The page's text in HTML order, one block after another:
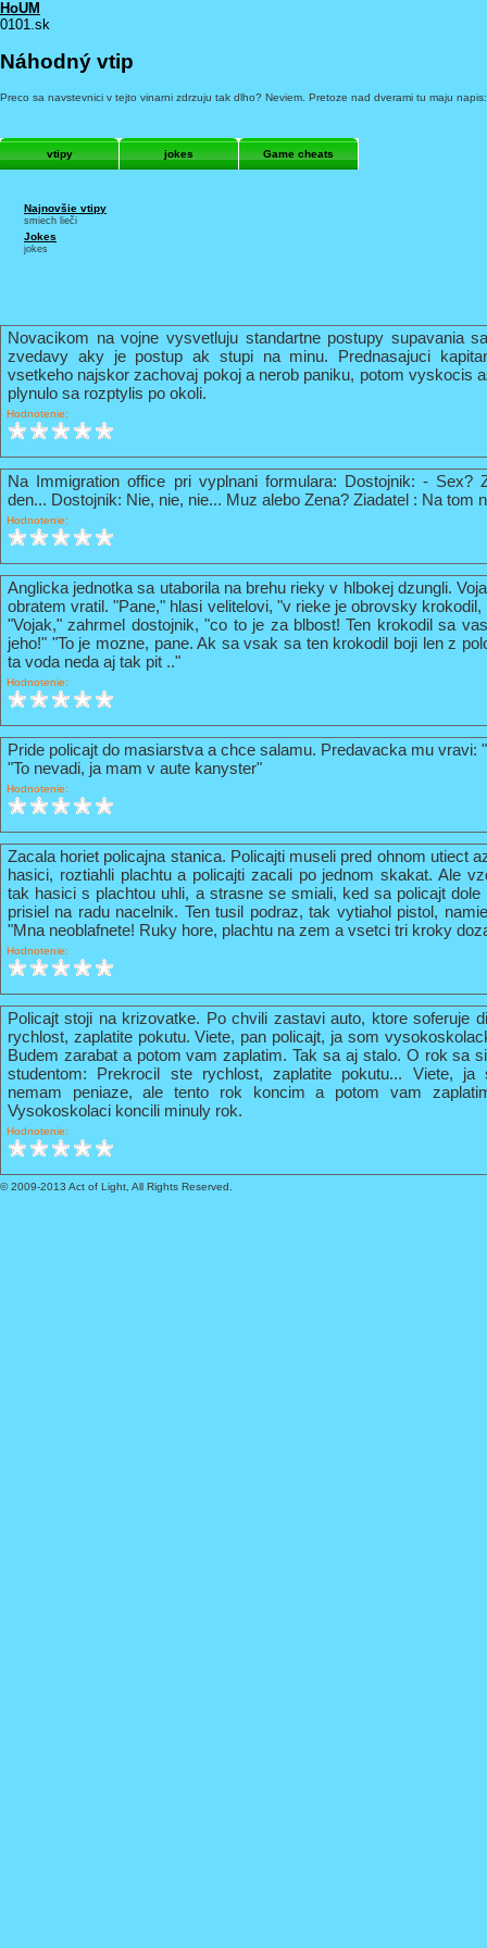
HoUM
0101.sk
Náhodný vtip
Preco sa navstevnici v tejto vinarni zdrzuju tak dlho? Neviem. Pretoze nad dverami tu maju
vtipy jokes Game cheats
Najnovšie vtipy
smiech lieči
Jokes
jokes
Novacikom na vojne vysvetluju standartne postupy supavania
zvedavy aky je postup ak stupi na minu. Prednasajuci
vsetkeho najskor zachovaj pokoj a nerob paniku, potom vyskocis
plynulo sa rozptylis po okoli.
Hodnotenie:
Na Immigration office pri vyplnani formulara: Dostojnik: - Sex?
den... Dostojnik: Nie, nie, nie... Muz alebo Zena? Ziadatel : Na tom
Hodnotenie:
Anglicka jednotka sa utaborila na brehu rieky v hlbokej dzungli.
obratem vratil. "Pane," hlasi velitelovi, "v rieke je obrovsky
"Vojak," zahrmel dostojnik, "co to je za blbost! Ten krokodil sa
jeho!" "To je mozne, pane. Ak sa vsak sa ten krokodil boji len z
ta voda neda aj tak pit .."
Hodnotenie:
Pride policajt do masiarstva a chce salamu. Predavacka mu vravi:
"To nevadi, ja mam v aute kanyster"
Hodnotenie:
Zacala horiet policajna stanica. Policajti museli pred ohnom utiect
hasici, roztiahli plachtu a policajti zacali po jednom skakat. Ale
tak hasici s plachtou uhli, a strasne se smiali, ked sa policajt
prisiel na radu nacelnik. Ten tusil podraz, tak vytiahol pistol,
"Mna neoblafnete! Ruky hore, plachtu na zem a vsetci tri kroky
Hodnotenie:
Policajt stoji na krizovatke. Po chvili zastavi auto, ktore soferuje
rychlost, zaplatite pokutu. Viete, pan policajt, ja som
Budem zarabat a potom vam zaplatim. Tak sa aj stalo. O rok sa
studentom: Prekrocil ste rychlost, zaplatite pokutu... Viete,
nemam peniaze, ale tento rok koncim a potom vam
Vysokoskolaci koncili minuly rok.
Hodnotenie:
© 2009-2013 Act of Light, All Rights Reserved.